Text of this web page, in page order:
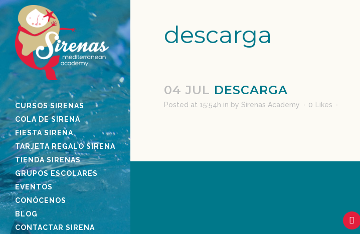
CURSOS SIRENAS
COLA DE SIRENA
FIESTA SIRENA
TARJETA REGALO SIRENA
TIENDA SIRENAS
GRUPOS ESCOLARES
EVENTOS
CONÓCENOS
BLOG
CONTACTAR SIRENA
descarga
04 JUL DESCARGA
Posted at 15:54h in by Sirenas Academy 0 Likes